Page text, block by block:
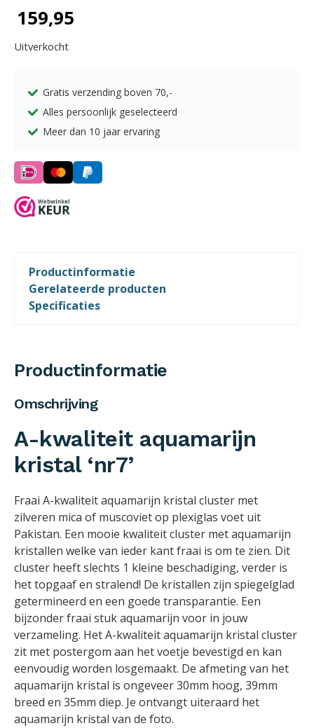
159,95
Uitverkocht
Gratis verzending boven 70,-
Alles persoonlijk geselecteerd
Meer dan 10 jaar ervaring
Productinformatie
Gerelateerde producten
Specificaties
Productinformatie
Omschrijving
A-kwaliteit aquamarijn
kristal ‘nr7’
Fraai A-kwaliteit aquamarijn kristal cluster met
zilveren mica of muscoviet op plexiglas voet uit
Pakistan. Een mooie kwaliteit cluster met aquamarijn
kristallen welke van ieder kant fraai is om te zien. Dit
cluster heeft slechts 1 kleine beschadiging, verder is
het topgaaf en stralend! De kristallen zijn spiegelglad
getermineerd en een goede transparantie. Een
bijzonder fraai stuk aquamarijn voor in jouw
verzameling. Het A-kwaliteit aquamarijn kristal cluster
zit met postergom aan het voetje bevestigd en kan
eenvoudig worden losgemaakt. De afmeting van het
aquamarijn kristal is ongeveer 30mm hoog, 39mm
breed en 35mm diep. Je ontvangt uiteraard het
aquamarijn kristal van de foto.